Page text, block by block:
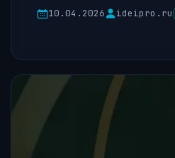
10.04.2026 ideipro.ru